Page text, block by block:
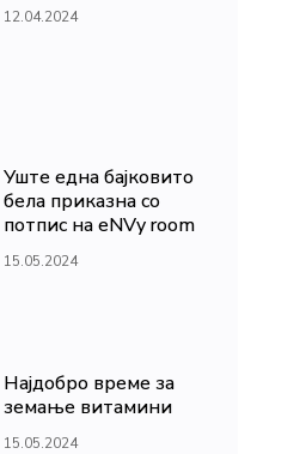
12.04.2024
Уште една бајковито
бела приказна со
потпис на eNVy room
15.05.2024
Најдобро време за
земање витамини
15.05.2024